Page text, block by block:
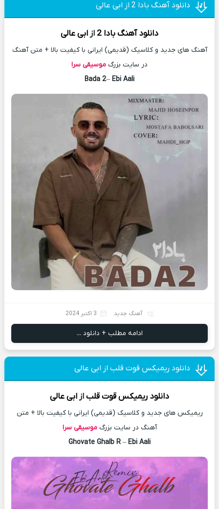
دانلود آهنگ بادا 2 از ابی عالی
دانلود آهنگبادا 2 ازابی عالی
آهنگ های جدید و کلاسیک (قدیمی) ایرانی با کیفیت بالا + متن آهنگ
در سایت بزرگ موسیقی سرا
Bada 2– Ebi Aali
آهنگ جدید 3 اکتبر 2024
ادامه مطلب + دانلود ...
دانلود ریمیکس قوت قلب از ابی عالی
دانلود ریمیکسقوت قلبازابی عالی
ریمیکس های جدید و کلاسیک (قدیمی) ایرانی با کیفیت بالا + متن
آهنگ در سایت بزرگموسیقی سرا
Ghovate Ghalb R – Ebi Aali